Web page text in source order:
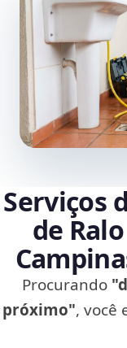
Serviços
de
Procurando
próximo", você